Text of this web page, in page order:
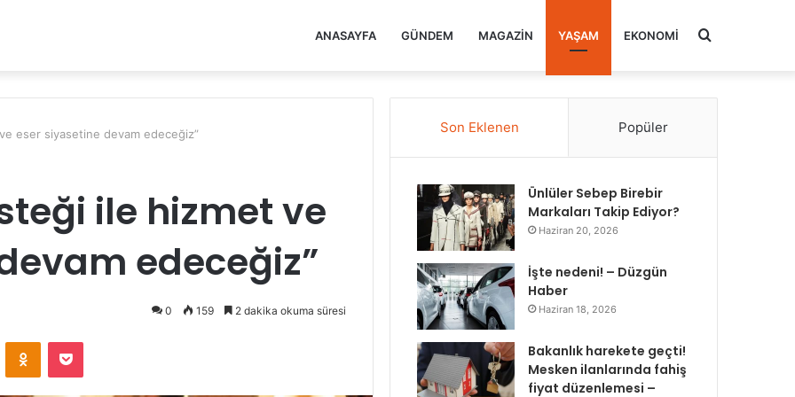
ANASAYFA GÜNDEM MAGAZIN YAŞAM EKONOMI Arama
eser siyasetine devam edeceğiz”
ile hizmet ve
edeceğiz”
0 159 2 dakika okuma süresi
Odnoklassniki
Pocket
Son Eklenen Popüler
Ünlüler Sebep Birebir
Markaları Takip Ediyor?
Haziran 20, 2026
İşte nedeni! – Düzgün
Haber
Haziran 18, 2026
Bakanlık harekete geçti!
Mesken ilanlarında fahiş
fiyat düzenlemesi –